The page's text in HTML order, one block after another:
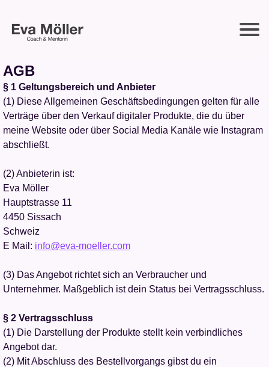
AGB
§ 1 Geltungsbereich und Anbieter
(1) Diese Allgemeinen Geschäftsbedingungen gelten für alle
Verträge über den Verkauf digitaler Produkte, die du über
meine Website oder über Social Media Kanäle wie Instagram
abschließt.
(2) Anbieterin ist:
Eva Möller
Hauptstrasse 11
4450 Sissach
Schweiz
E Mail: info@eva-moeller.com
(3) Das Angebot richtet sich an Verbraucher und
Unternehmer. Maßgeblich ist dein Status bei Vertragsschluss.
§ 2 Vertragsschluss
(1) Die Darstellung der Produkte stellt kein verbindliches
Angebot dar.
(2) Mit Abschluss des Bestellvorgangs gibst du ein